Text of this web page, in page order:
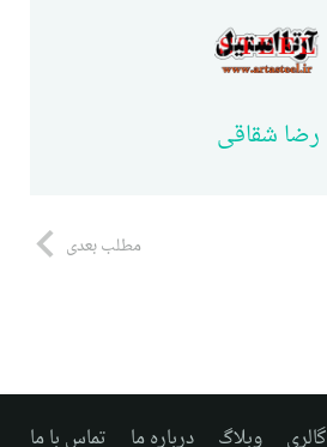
رضا شقاقی
مطلب بعدی
گالری وبلاگ درباره ما تماس با ما